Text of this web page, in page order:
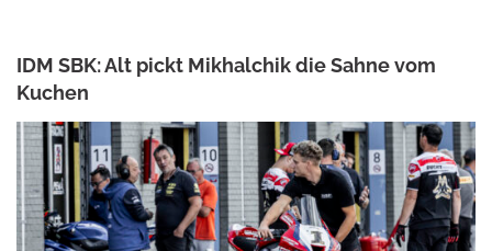
IDM SBK: Alt pickt Mikhalchik die Sahne vom
Kuchen
ANKE WIECZOREK